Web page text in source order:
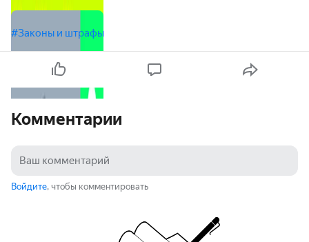
#Законы и штрафы
Комментарии
Войдите, чтобы комментировать